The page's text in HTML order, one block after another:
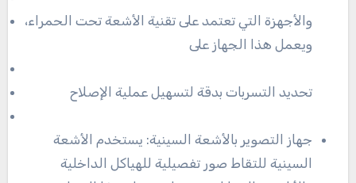
والأجهزة التي تعتمد على تقنية الأشعة تحت الحمراء،
ويعمل هذا الجهاز على
تحديد التسربات بدقة لتسهيل عملية الإصلاح
جهاز التصوير بالأشعة السينية: يستخدم الأشعة
السينية للتقاط صور تفصيلية للهياكل الداخلية